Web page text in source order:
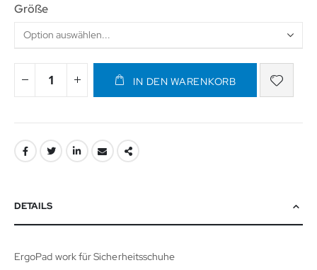
Größe
IN DEN WARENKORB
DETAILS
ErgoPad work für Sicherheitsschuhe